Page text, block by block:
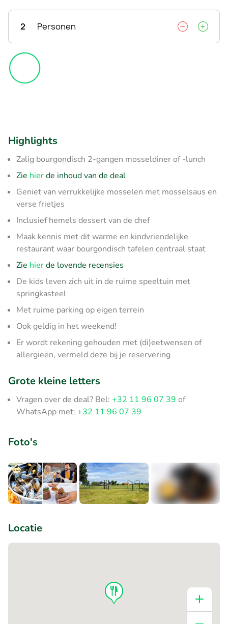
2 Personen
Highlights
Zalig bourgondisch 2-gangen mosseldiner of -lunch
Zie hierde inhoud van de deal
Geniet van verrukkelijke mosselen met mosselsaus en
verse frietjes
Inclusief hemels dessert van de chef
Maak kennis met dit warme en kindvriendelijke
restaurant waar bourgondisch tafelen centraal staat
Zie hierde lovende recensies
De kids leven zich uit in de ruime speeltuin met
springkasteel
Met ruime parking op eigen terrein
Ook geldig in het weekend!
Er wordt rekening gehouden met (di)eetwensen of
allergieën, vermeld deze bij je reservering
Grote kleine letters
Vragen over de deal? Bel: +32 11 96 07 39 of
WhatsApp met: +32 11 96 07 39
Foto's
Locatie